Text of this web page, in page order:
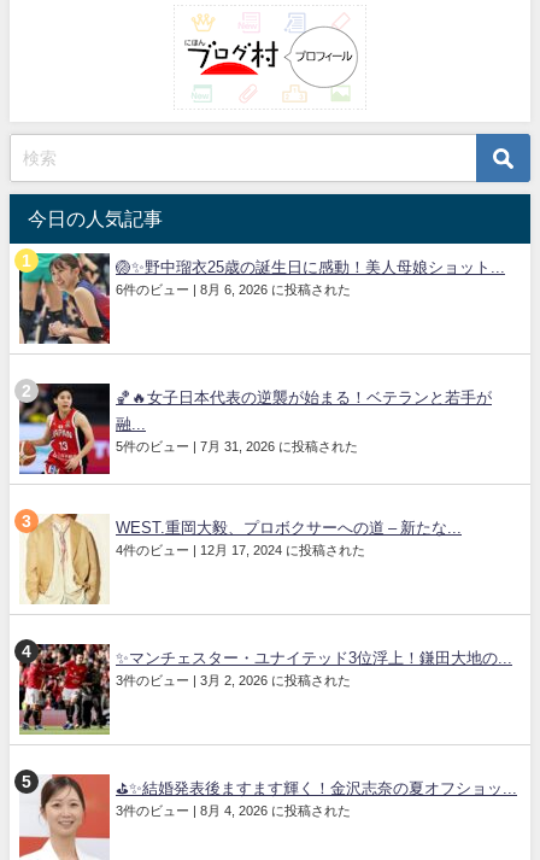
今日の人気記事
🏐✨野中瑠衣25歳の誕生日に感動！美人母娘ショット...
6件のビュー | 8月 6, 2026 に投稿された
🏀🔥女子日本代表の逆襲が始まる！ベテランと若手が
融...
5件のビュー | 7月 31, 2026 に投稿された
WEST.重岡大毅、プロボクサーへの道 – 新たな...
4件のビュー | 12月 17, 2024 に投稿された
✨マンチェスター・ユナイテッド3位浮上！鎌田大地の...
3件のビュー | 3月 2, 2026 に投稿された
⛳✨結婚発表後ますます輝く！金沢志奈の夏オフショッ...
3件のビュー | 8月 4, 2026 に投稿された